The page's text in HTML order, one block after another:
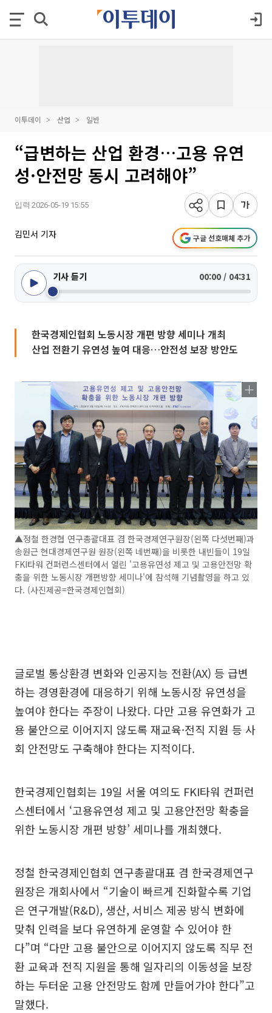
이투데이 산업 일반
“급변하는 산업 환경…고용 유연
성·안전망 동시 고려해야”
입력 2026-05-19 15:55
김민서 기자 구글 선호매체 추가
기사 듣기 00:00 / 04:31
한국경제인협회 노동시장 개편 방향 세미나 개최
산업 전환기 유연성 높여 대응…안전성 보장 방안도
▲정철 한경협 연구총괄대표 겸 한국경제연구원장(왼쪽 다섯번째)과
송원근 현대경제연구원 원장(왼쪽 네번째)을 비롯한 내빈들이 19일
FKI타워 컨퍼런스센터에서 열린 '고용유연성 제고 및 고용안전망 확
충을 위한 노동시장 개편방향 세미나'에 참석해 기념촬영을 하고 있
다. (사진제공=한국경제인협회)
글로벌 통상환경 변화와 인공지능 전환(AX) 등 급변
하는 경영환경에 대응하기 위해 노동시장 유연성을
높여야 한다는 주장이 나왔다. 다만 고용 유연화가 고
용 불안으로 이어지지 않도록 재교육·전직 지원 등 사
회 안전망도 구축해야 한다는 지적이다.
한국경제인협회는 19일 서울 여의도 FKI타워 컨퍼런
스센터에서 ‘고용유연성 제고 및 고용안전망 확충을
위한 노동시장 개편 방향’ 세미나를 개최했다.
정철 한국경제인협회 연구총괄대표 겸 한국경제연구
원장은 개회사에서 “기술이 빠르게 진화할수록 기업
은 연구개발(R&D), 생산, 서비스 제공 방식 변화에
맞춰 인력을 보다 유연하게 운영할 수 있어야 한
다”며 “다만 고용 불안으로 이어지지 않도록 직무 전
환 교육과 전직 지원을 통해 일자리의 이동성을 보장
하는 두터운 고용 안전망도 함께 만들어가야 한다”고
말했다.